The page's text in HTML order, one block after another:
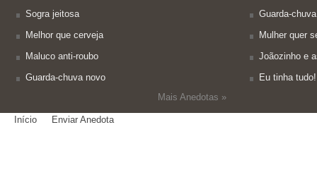
Sogra jeitosa
Melhor que cerveja
Maluco anti-roubo
Guarda-chuva novo
Mais Anedotas »
Guarda-
Mulher quer
Joãozinho e
Eu tinha tudo!
Início Enviar Anedota